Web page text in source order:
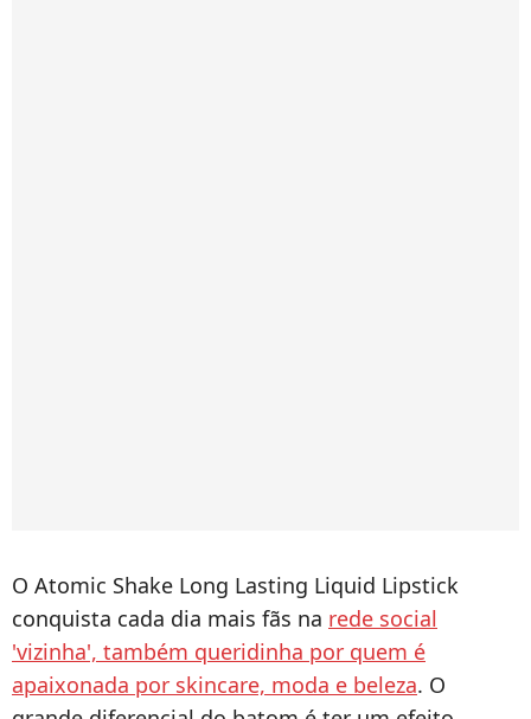
O Atomic Shake Long Lasting Liquid Lipstick
conquista cada dia mais fãs na rede social
'vizinha', também queridinha por quem é
apaixonada por skincare, moda e beleza. O